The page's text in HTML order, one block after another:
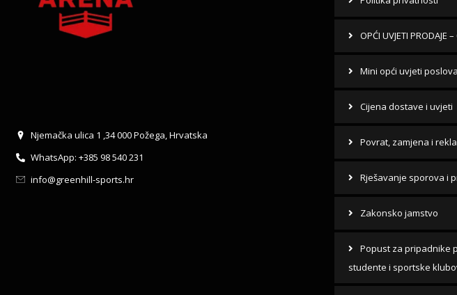
Njemačka ulica 1 ,34 000 Požega, Hrvatska
WhatsApp: +385 98 540 231
info@greenhill-sports.hr
OPĆI UVJETI PRODAJE
Mini opći uvjeti
Cijena dostave i uvjeti
Povrat, zamjena i
Rješavanje sporova i
Zakonsko jamstvo
Popust za pripadnike
studente i sportske